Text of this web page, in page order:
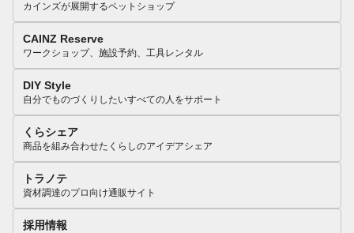
カインズが展開するペットショップ
CAINZ Reserve
ワークショップ、施設予約、工具レンタル
DIY Style
自分でものづくりしたいすべての人をサポート
くらシェア
商品を組み合わせたくらしのアイデアシェア
トラノテ
資材調達のプロ向け通販サイト
採用情報